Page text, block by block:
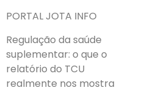
PORTAL JOTA INFO
Regulação da saúde
suplementar: o que o
relatório do TCU
realmente nos mostra